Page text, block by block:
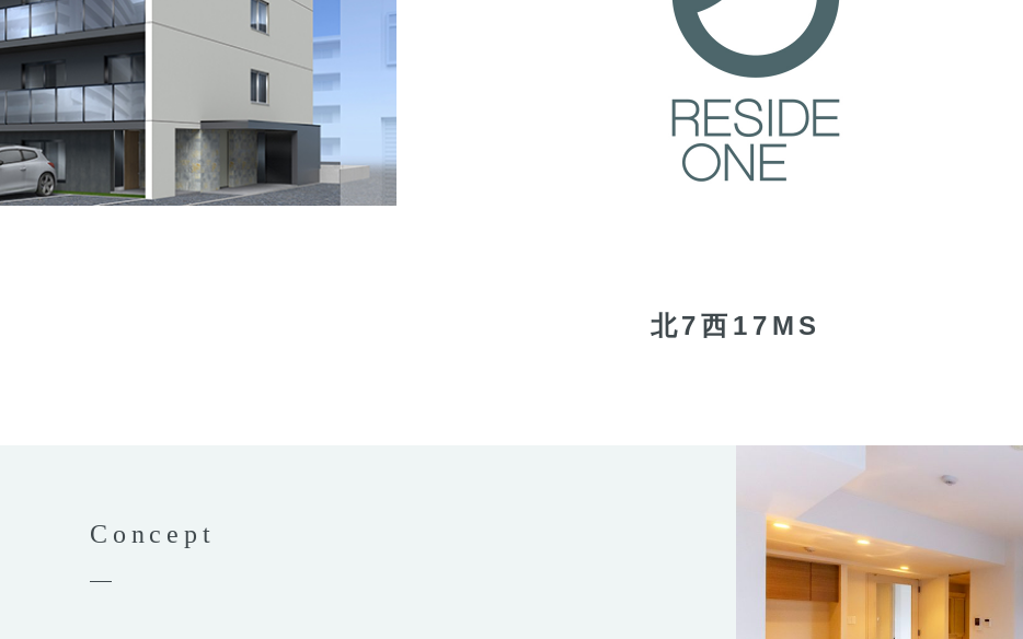
北7西17MS
Concept